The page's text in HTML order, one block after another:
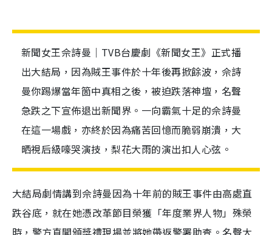
新聞女王佘詩曼｜TVB台慶劇《新聞女王》正式播
出大結局，因為賊王事件於十年後再掀餘波，佘詩
曼你踢爆當年箇中真相之後，被迫跌落神壇，名聲
急跌之下宣佈退出新聞界。一向霸氣十足的佘詩曼
在這一場戲，亦終於因為痛苦回憶而脆弱崩潰，大
晒視后級嚎哭演技，梨花大雨的演出扣人心弦。
大結局劇情講到佘詩曼因為十年前的賊王事件由高處直
跌谷底，就在她憑改革節目榮獲「年度業界人物」殊榮